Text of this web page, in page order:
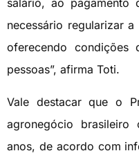
salário, ao pagamento
necessário regularizar
oferecendo condições
pessoas”, afirma Toti.
Vale destacar que o
agronegócio
anos, de acordo com